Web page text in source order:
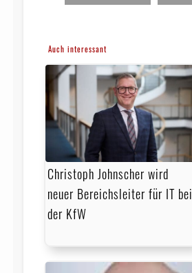
Auch interessant
Christoph Johnscher wird
neuer Bereichsleiter für IT bei
der KfW